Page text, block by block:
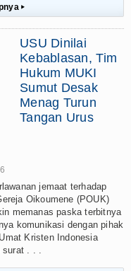
▸
USU Dinilai
Kebablasan, Tim
Hukum MUKI
Sumut Desak
Menag Turun
Tangan Urus
jemaat terhadap
Oikoumene (POUK)
memanas paska terbitnya
komunikasi dengan pihak
Kristen Indonesia
. . .